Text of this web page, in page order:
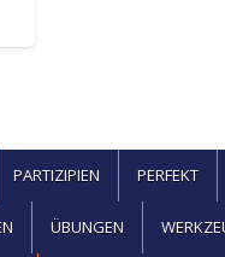
PARTIZIPIEN PERFEKT
ÜBUNGEN